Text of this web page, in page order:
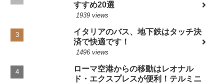
すすめ20選
1939 views
イタリアのバス、地下鉄はタッチ決
済で快適です！
1496 views
ローマ空港からの移動はレオナル
ド・エクスプレスが便利！テルミニ